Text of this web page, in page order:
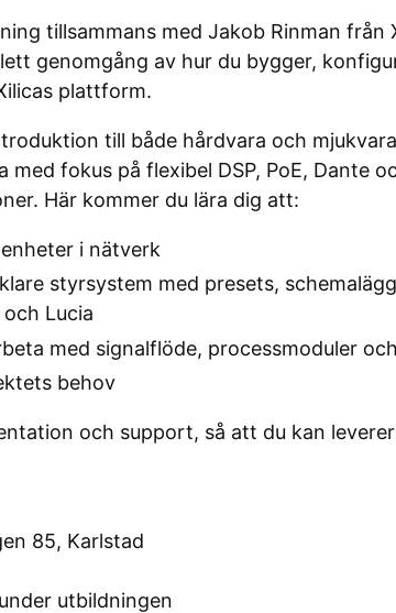
tillsammans med Jakob Rinman från
genomgång av hur du bygger,
plattform.
till både hårdvara och
med fokus på flexibel DSP, PoE, Dante
Här kommer du lära dig att:
i nätverk
styrsystem med presets,
Lucia
med signalflöde, processmoduler
behov
och support, så att du kan
85, Karlstad
utbildningen